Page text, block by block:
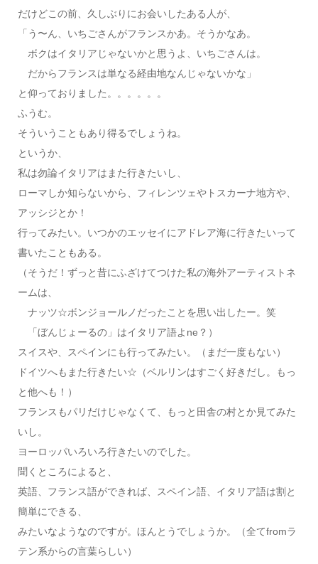
だけどこの前、久しぶりにお会いしたある人が、
「う〜ん、いちごさんがフランスかあ。そうかなあ。
ボクはイタリアじゃないかと思うよ、いちごさんは。
だからフランスは単なる経由地なんじゃないかな」
と仰っておりました。。。。。。
ふうむ。
そういうこともあり得るでしょうね。
というか、
私は勿論イタリアはまた行きたいし、
ローマしか知らないから、フィレンツェやトスカーナ地方や、
アッシジとか！
行ってみたい。いつかのエッセイにアドレア海に行きたいって
書いたこともある。
（そうだ！ずっと昔にふざけてつけた私の海外アーティストネ
ームは、
ナッツ☆ボンジョールノだったことを思い出したー。笑
「ぼんじょーるの」はイタリア語よne？）
スイスや、スペインにも行ってみたい。（まだ一度もない）
ドイツへもまた行きたい☆（ベルリンはすごく好きだし。もっ
と他へも！）
フランスもパリだけじゃなくて、もっと田舎の村とか見てみた
いし。
ヨーロッパいろいろ行きたいのでした。
聞くところによると、
英語、フランス語ができれば、スペイン語、イタリア語は割と
簡単にできる、
みたいなようなのですが。ほんとうでしょうか。（全てfromラ
テン系からの言葉らしい）